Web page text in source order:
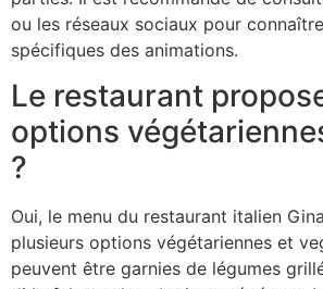
ou les réseaux sociaux pour
spécifiques des animations.
Le restaurant
options
?
Oui, le menu du restaurant italien
plusieurs options végétariennes et
peuvent être garnies de légumes